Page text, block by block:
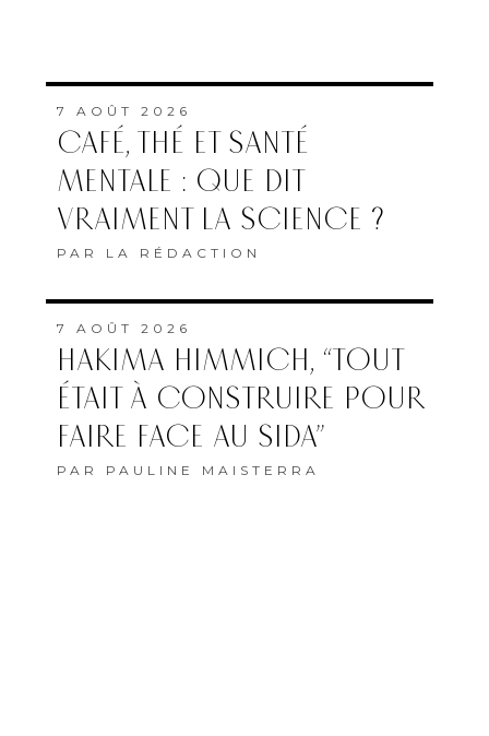
7 AOÛT 2026
CAFÉ, THÉ ET SANTÉ
MENTALE : QUE DIT
VRAIMENT LA SCIENCE ?
PAR LA RÉDACTION
7 AOÛT 2026
HAKIMA HIMMICH, “TOUT
ÉTAIT À CONSTRUIRE POUR
FAIRE FACE AU SIDA”
PAR PAULINE MAISTERRA